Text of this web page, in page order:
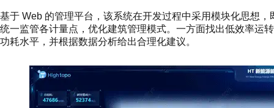
基于 Web 的管理平台，该系统在开发过程中采用模块化思想
统一监管各计量点，优化建筑管理模式。一方面找出低效率运
功耗水平，并根据数据分析给出合理化建议。